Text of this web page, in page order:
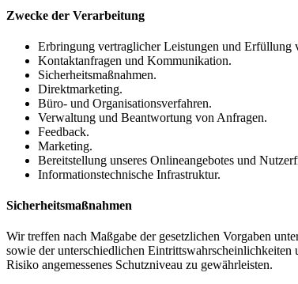
Zwecke der Verarbeitung
Erbringung vertraglicher Leistungen und Erfüllung
Kontaktanfragen und Kommunikation.
Sicherheitsmaßnahmen.
Direktmarketing.
Büro- und Organisationsverfahren.
Verwaltung und Beantwortung von Anfragen.
Feedback.
Marketing.
Bereitstellung unseres Onlineangebotes und
Informationstechnische Infrastruktur.
Sicherheitsmaßnahmen
Wir treffen nach Maßgabe der gesetzlichen Vorgaben
sowie der unterschiedlichen Eintrittswahrscheinlichkeiten
Risiko angemessenes Schutzniveau zu gewährleisten.